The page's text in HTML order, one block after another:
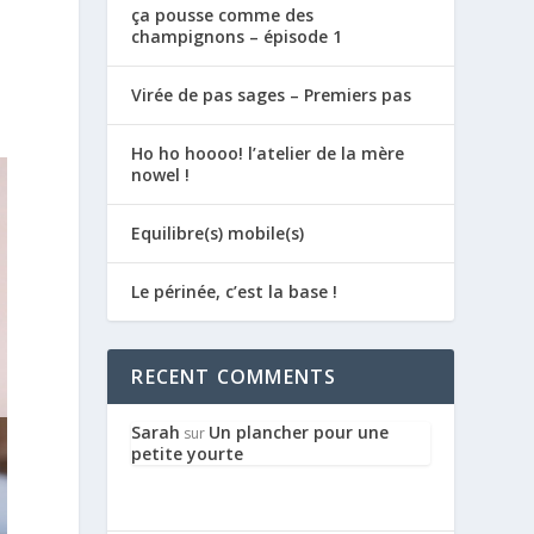
ça pousse comme des
champignons – épisode 1
Virée de pas sages – Premiers pas
Ho ho hoooo! l’atelier de la mère
nowel !
Equilibre(s) mobile(s)
Le périnée, c’est la base !
RECENT COMMENTS
Sarah sur Un plancher pour une
petite yourte